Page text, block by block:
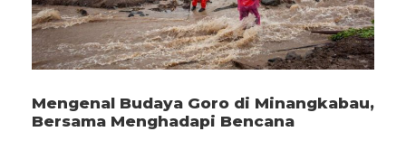
Mengenal Budaya Goro di Minangkabau,
Bersama Menghadapi Bencana